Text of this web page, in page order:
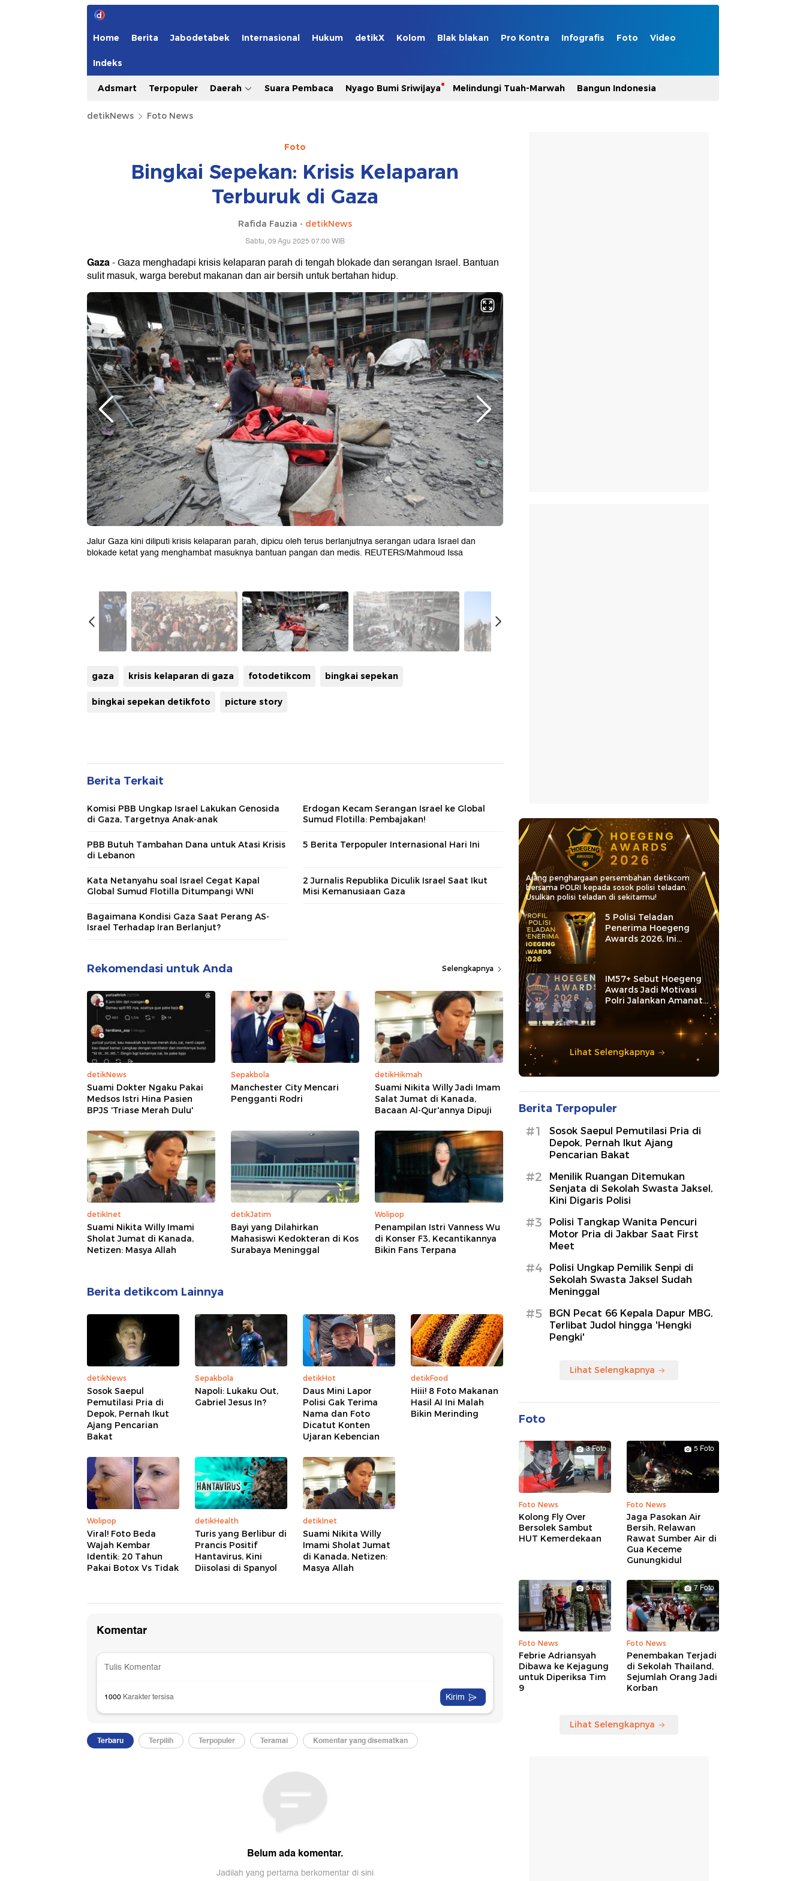
Home Berita Jabodetabek Internasional Hukum detikX Kolom Blak blakan Pro Kontra Infografis Foto Video
Indeks
Adsmart Terpopuler Daerah Suara Pembaca Nyago Bumi Sriwijaya Melindungi Tuah-Marwah Bangun Indonesia
detikNews Foto News
Foto
Bingkai Sepekan: Krisis Kelaparan
Terburuk di Gaza
Rafida Fauzia - detikNews
Sabtu, 09 Agu 2025 07:00 WIB
Gaza- Gaza menghadapi krisis kelaparan parah di tengah blokade dan serangan Israel. Bantuan
sulit masuk, warga berebut makanan dan air bersih untuk bertahan hidup.
Jalur Gaza kini diliputi krisis kelaparan parah, dipicu oleh terus berlanjutnya serangan udara Israel dan
blokade ketat yang menghambat masuknya bantuan pangan dan medis. REUTERS/Mahmoud Issa
gaza krisis kelaparan di gaza fotodetikcom bingkai sepekan
bingkai sepekan detikfoto picture story
Berita Terkait
Komisi PBB Ungkap Israel Lakukan Genosida
di Gaza, Targetnya Anak-anak
Erdogan Kecam Serangan Israel ke Global
Sumud Flotilla: Pembajakan!
PBB Butuh Tambahan Dana untuk Atasi Krisis
di Lebanon
5 Berita Terpopuler Internasional Hari Ini
Kata Netanyahu soal Israel Cegat Kapal
Global Sumud Flotilla Ditumpangi WNI
2 Jurnalis Republika Diculik Israel Saat Ikut
Misi Kemanusiaan Gaza
Bagaimana Kondisi Gaza Saat Perang AS-
Israel Terhadap Iran Berlanjut?
Rekomendasi untuk Anda Selengkapnya
detikNews
Suami Dokter Ngaku Pakai
Medsos Istri Hina Pasien
BPJS 'Triase Merah Dulu'
Sepakbola
Manchester City Mencari
Pengganti Rodri
detikHikmah
Suami Nikita Willy Jadi Imam
Salat Jumat di Kanada,
Bacaan Al-Qur'annya Dipuji
detikInet
Suami Nikita Willy Imami
Sholat Jumat di Kanada,
Netizen: Masya Allah
detikJatim
Bayi yang Dilahirkan
Mahasiswi Kedokteran di Kos
Surabaya Meninggal
Wolipop
Penampilan Istri Vanness Wu
di Konser F3, Kecantikannya
Bikin Fans Terpana
Berita detikcom Lainnya
detikNews
Sosok Saepul
Pemutilasi Pria di
Depok, Pernah Ikut
Ajang Pencarian
Bakat
Sepakbola
Napoli: Lukaku Out,
Gabriel Jesus In?
detikHot
Daus Mini Lapor
Polisi Gak Terima
Nama dan Foto
Dicatut Konten
Ujaran Kebencian
detikFood
Hiii! 8 Foto Makanan
Hasil AI Ini Malah
Bikin Merinding
Wolipop
Viral! Foto Beda
Wajah Kembar
Identik: 20 Tahun
Pakai Botox Vs Tidak
detikHealth
Turis yang Berlibur di
Prancis Positif
Hantavirus, Kini
Diisolasi di Spanyol
detikInet
Suami Nikita Willy
Imami Sholat Jumat
di Kanada, Netizen:
Masya Allah
Ajang penghargaan persembahan detikcom
bersama POLRI kepada sosok polisi teladan.
Usulkan polisi teladan di sekitarmu!
5 Polisi Teladan
Penerima Hoegeng
Awards 2026, Ini
Kategori dan Kiprahnya
IM57+ Sebut Hoegeng
Awards Jadi Motivasi
Polri Jalankan Amanat
Lihat Selengkapnya
Berita Terpopuler
#1
Sosok Saepul Pemutilasi Pria di
Depok, Pernah Ikut Ajang
Pencarian Bakat
#2
Menilik Ruangan Ditemukan
Senjata di Sekolah Swasta Jaksel,
Kini Digaris Polisi
#3
Polisi Tangkap Wanita Pencuri
Motor Pria di Jakbar Saat First
Meet
#4
Polisi Ungkap Pemilik Senpi di
Sekolah Swasta Jaksel Sudah
Meninggal
#5
BGN Pecat 66 Kepala Dapur MBG,
Terlibat Judol hingga 'Hengki
Pengki'
Lihat Selengkapnya
Foto
3 Foto
Foto News
Kolong Fly Over
Bersolek Sambut
HUT Kemerdekaan
5 Foto
Foto News
Jaga Pasokan Air
Bersih, Relawan
Rawat Sumber Air di
Gua Keceme
Gunungkidul
5 Foto
Foto News
Febrie Adriansyah
Dibawa ke Kejagung
untuk Diperiksa Tim
9
7 Foto
Foto News
Penembakan Terjadi
di Sekolah Thailand,
Sejumlah Orang Jadi
Korban
Lihat Selengkapnya